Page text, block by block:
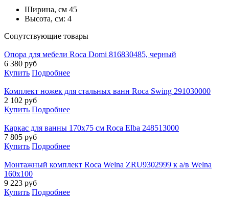
Ширина, см 45
Высота, см: 4
Cопутствующие товары
Опора для мебели Roca Domi 816830485, черный
6 380 руб
Купить Подробнее
Комплект ножек для стальных ванн Roca Swing 291030000
2 102 руб
Купить Подробнее
Каркас для ванны 170x75 см Roca Elba 248513000
7 805 руб
Купить Подробнее
Монтажный комплект Roca Welna ZRU9302999 к а/в Welna
160х100
9 223 руб
Купить Подробнее